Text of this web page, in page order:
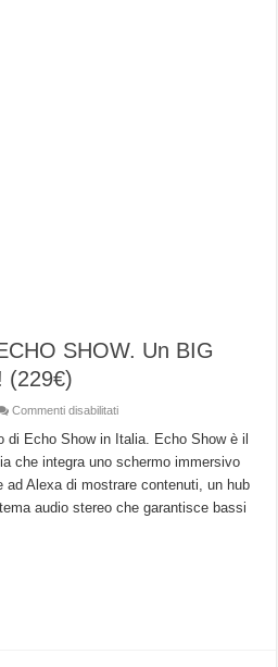
SHOW. Un BIG
(229€)
Commenti disabilitatisu
annuncia
ECHO
SHOW.
BIG
display
con
di Echo Show in Italia. Echo Show è il
che integra uno schermo immersivo
ad Alexa di mostrare contenuti, un hub
audio stereo che garantisce bassi